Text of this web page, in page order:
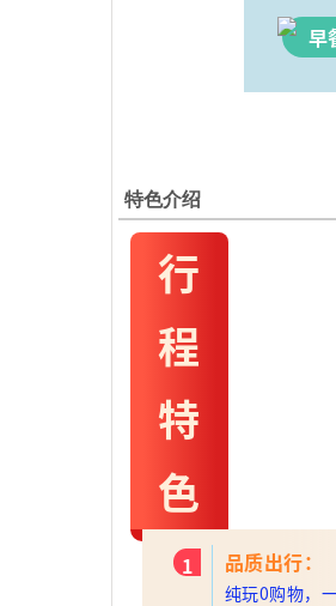
早
特色介绍
行
程
特
色
1 品质出行：
纯玩0购物，